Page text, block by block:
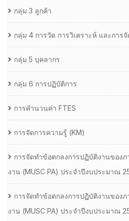
กลุ่ม 3 ลูกค้า
กลุ่ม 4 การวัด การวิเคราะห์ และการ
กลุ่ม 5 บุคลากร
กลุ่ม 6 การปฏิบัติการ
การคำนวนค่า FTES
การจัดการความรู้ (KM)
การจัดทำข้อตกลงการปฏิบัติงานของ
งาน (MUSC PA) ประจำปีงบประมาณ
การจัดทำข้อตกลงการปฏิบัติงานของ
งาน (MUSC PA) ประจำปีงบประมาณ